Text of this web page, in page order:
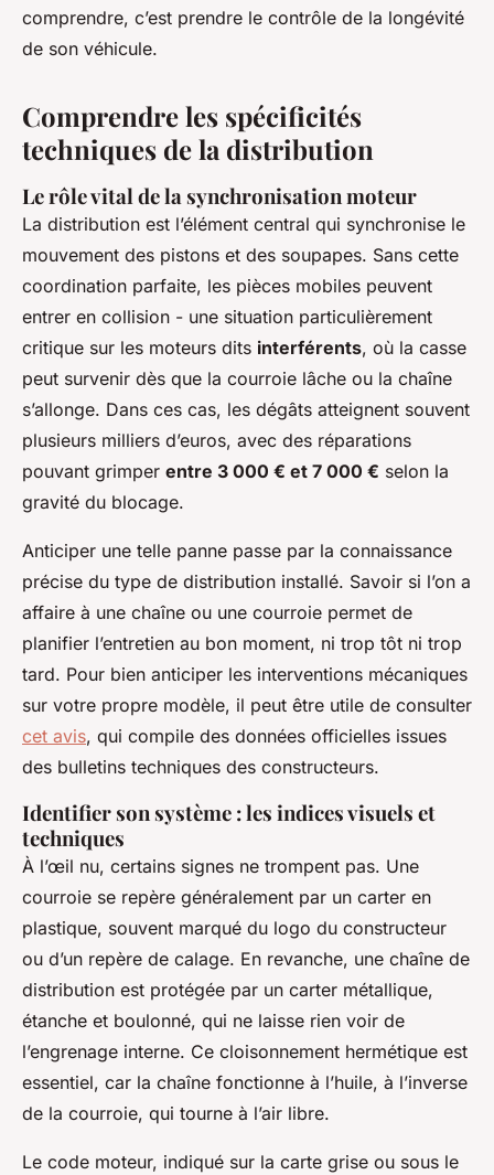
comprendre, c’est prendre le contrôle de la longévité
de son véhicule.
Comprendre les spécificités
techniques de la distribution
Le rôle vital de la synchronisation moteur
La distribution est l’élément central qui synchronise le
mouvement des pistons et des soupapes. Sans cette
coordination parfaite, les pièces mobiles peuvent
entrer en collision - une situation particulièrement
critique sur les moteurs dits interférents, où la casse
peut survenir dès que la courroie lâche ou la chaîne
s’allonge. Dans ces cas, les dégâts atteignent souvent
plusieurs milliers d’euros, avec des réparations
pouvant grimper entre 3 000 € et 7 000 € selon la
gravité du blocage.
Anticiper une telle panne passe par la connaissance
précise du type de distribution installé. Savoir si l’on a
affaire à une chaîne ou une courroie permet de
planifier l’entretien au bon moment, ni trop tôt ni trop
tard. Pour bien anticiper les interventions mécaniques
sur votre propre modèle, il peut être utile de consulter
cet avis, qui compile des données officielles issues
des bulletins techniques des constructeurs.
Identifier son système : les indices visuels et
techniques
À l’œil nu, certains signes ne trompent pas. Une
courroie se repère généralement par un carter en
plastique, souvent marqué du logo du constructeur
ou d’un repère de calage. En revanche, une chaîne de
distribution est protégée par un carter métallique,
étanche et boulonné, qui ne laisse rien voir de
l’engrenage interne. Ce cloisonnement hermétique est
essentiel, car la chaîne fonctionne à l’huile, à l’inverse
de la courroie, qui tourne à l’air libre.
Le code moteur, indiqué sur la carte grise ou sous le